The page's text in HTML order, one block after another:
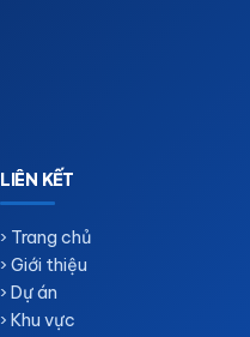
LIÊN KẾT
› Trang chủ
› Giới thiệu
› Dự án
› Khu vực